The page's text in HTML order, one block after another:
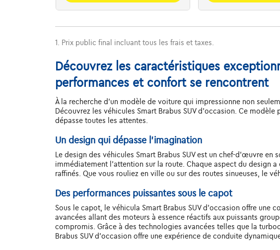
1. Prix public final incluant tous les frais et taxes.
Découvrez les caractéristiques
performances et confort se rencontrent
À la recherche d'un modèle de voiture qui impressionne non
Découvrez les véhicules Smart Brabus SUV d'occasion. Ce
dépasse toutes les attentes.
Un design qui dépasse l'imagination
Le design des véhicules Smart Brabus SUV est un chef-d'œuvre
immédiatement l'attention sur la route. Chaque aspect du design
raffinés. Que vous rouliez en ville ou sur des routes sinueuses, le
Des performances puissantes sous le capot
Sous le capot, le véhicula Smart Brabus SUV d'occasion offre
avancées allant des moteurs à essence réactifs aux puissants
compromis. Grâce à des technologies avancées telles que la
Brabus SUV d'occasion offre une expérience de conduite